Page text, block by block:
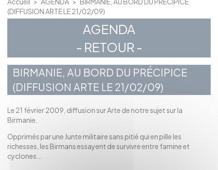
(DIFFUSION ARTE LE 21/02/09)
AGENDA
- RETOUR -
BIRMANIE, AU BORD DU PRÉCIPICE
(DIFFUSION ARTE LE 21/02/09)
Le 21 février 2009, diffusion sur Arte de notre sujet sur la
Birmanie.
Opprimés par une Junte militaire sans pitié qui en pille les
richesses, les Birmans essayent de survivre entre famine et
cyclones...